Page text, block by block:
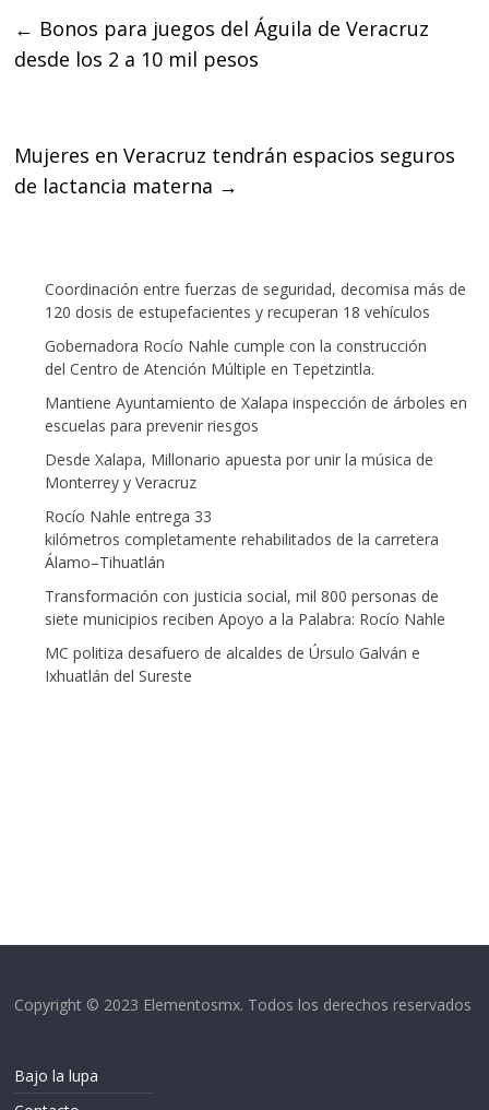
b
o
t
e
s
A
← Bonos para juegos del Águila de Veracruz
desde los 2 a 10 mil pesos
Mujeres en Veracruz tendrán espacios seguros
de lactancia materna →
Coordinación entre fuerzas de seguridad, decomisa más de
120 dosis de estupefacientes y recuperan 18 vehículos
Gobernadora Rocío Nahle cumple con la construcción
del Centro de Atención Múltiple en Tepetzintla.
Mantiene Ayuntamiento de Xalapa inspección de árboles en
escuelas para prevenir riesgos
Desde Xalapa, Millonario apuesta por unir la música de
Monterrey y Veracruz
Rocío Nahle entrega 33
kilómetros completamente rehabilitados de la carretera
Álamo–Tihuatlán
Transformación con justicia social, mil 800 personas de
siete municipios reciben Apoyo a la Palabra: Rocío Nahle
MC politiza desafuero de alcaldes de Úrsulo Galván e
Ixhuatlán del Sureste
Copyright © 2023 Elementosmx. Todos los derechos reservados
Bajo la lupa